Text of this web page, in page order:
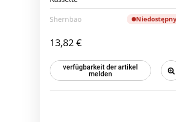
Shernbao Niedostępny
13,82 €
verfügbarkeit der artikel
melden